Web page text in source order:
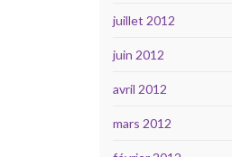
juillet 2012
juin 2012
avril 2012
mars 2012